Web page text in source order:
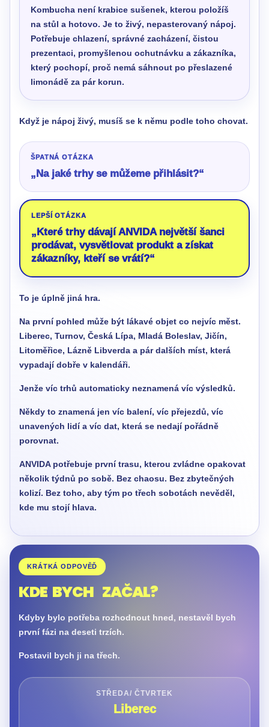
Kombucha není krabice sušenek, kterou položíš
na stůl a hotovo. Je to živý, nepasterovaný nápoj.
Potřebuje chlazení, správné zacházení, čistou
prezentaci, promyšlenou ochutnávku a zákazníka,
který pochopí, proč nemá sáhnout po přeslazené
limonádě za pár korun.
Když je nápoj živý, musíš se k němu podle toho chovat.
ŠPATNÁ OTÁZKA
„Na jaké trhy se můžeme přihlásit?“
LEPŠÍ OTÁZKA
„Které trhy dávají ANVIDA největší šanci
prodávat, vysvětlovat produkt a získat
zákazníky, kteří se vrátí?“
To je úplně jiná hra.
Na první pohled může být lákavé objet co nejvíc měst.
Liberec, Turnov, Česká Lípa, Mladá Boleslav, Jičín,
Litoměřice, Lázně Libverda a pár dalších míst, která
vypadají dobře v kalendáři.
Jenže víc trhů automaticky neznamená víc výsledků.
Někdy to znamená jen víc balení, víc přejezdů, víc
unavených lidí a víc dat, která se nedají pořádně
porovnat.
ANVIDA potřebuje první trasu, kterou zvládne opakovat
několik týdnů po sobě. Bez chaosu. Bez zbytečných
kolizí. Bez toho, aby tým po třech sobotách nevěděl,
kde mu stojí hlava.
KRÁTKÁ ODPOVĚĎ
KDE BYCH ZAČAL?
Kdyby bylo potřeba rozhodnout hned, nestavěl bych
první fázi na deseti trzích.
Postavil bych ji na třech.
STŘEDA/ ČTVRTEK
Liberec